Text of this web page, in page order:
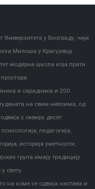
у Београду, чији
Милоша у Крагујевцу
модерна школа која прати
и сарадника и 200
на свим нивоима, од
у оквиру десет
педагогија,
историја уметности,
група имају традицију
свету.
на коме се одвија настава и